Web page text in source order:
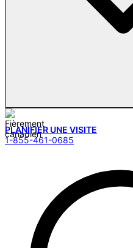
PLANIFIER UNE VISITE
1-855-461-0685